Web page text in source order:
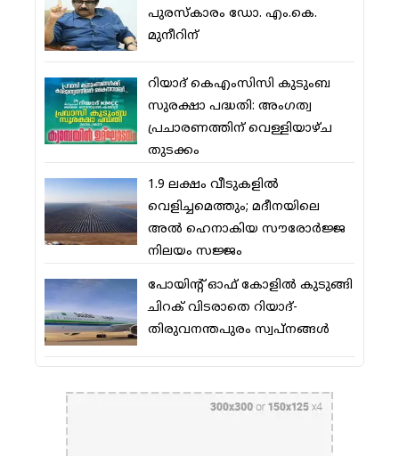
പുരസ്‌കാരം ഡോ. എം.കെ.
മുനീറിന്
റിയാദ് കെഎംസിസി കുടുംബ
സുരക്ഷാ പദ്ധതി: അംഗത്വ
പ്രചാരണത്തിന് വെള്ളിയാഴ്ച
തുടക്കം
1.9 ലക്ഷം വീടുകളില്‍
വെളിച്ചമെത്തും; മദീനയിലെ
അല്‍ ഹെനാകിയ സൗരോര്‍ജ്ജ
നിലയം സജ്ജം
പോയിന്റ് ഓഫ് കോളില്‍ കുടുങ്ങി
ചിറക് വിടരാതെ റിയാദ്-
തിരുവനന്തപുരം സ്വപ്നങ്ങള്‍